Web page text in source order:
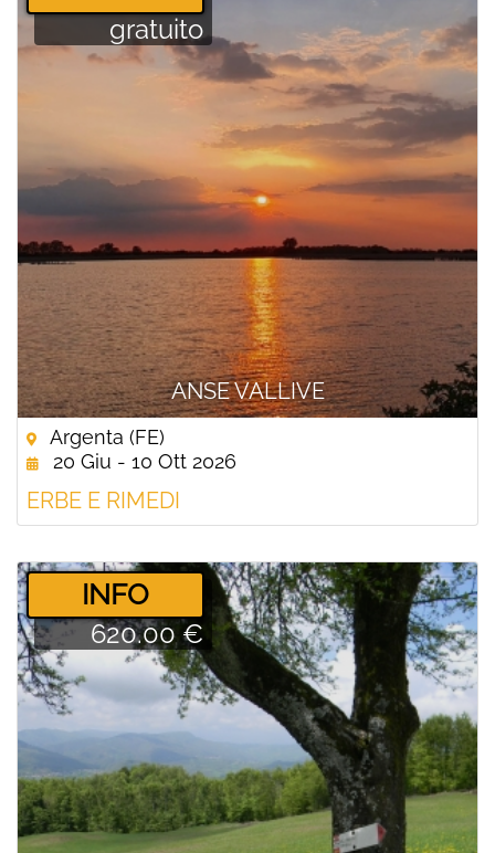
ANSE VALLIVE
gratuito
Argenta (FE)
20 Giu - 10 Ott 2026
ERBE E RIMEDI
­INFO
620.00 €